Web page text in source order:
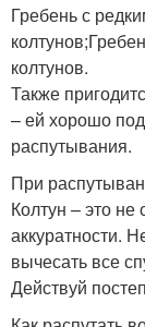
Гребень с
колтунов.
Также
– ей хорошо
распутывания.
При
Колтун – это не
аккуратности.
вычесать все
Действуй